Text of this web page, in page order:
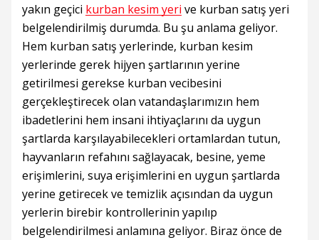
yakın geçici kurban kesim yeri ve kurban satış yeri
belgelendirilmiş durumda. Bu şu anlama geliyor.
Hem kurban satış yerlerinde, kurban kesim
yerlerinde gerek hijyen şartlarının yerine
getirilmesi gerekse kurban vecibesini
gerçekleştirecek olan vatandaşlarımızın hem
ibadetlerini hem insani ihtiyaçlarını da uygun
şartlarda karşılayabilecekleri ortamlardan tutun,
hayvanların refahını sağlayacak, besine, yeme
erişimlerini, suya erişimlerini en uygun şartlarda
yerine getirecek ve temizlik açısından da uygun
yerlerin birebir kontrollerinin yapılıp
belgelendirilmesi anlamına geliyor. Biraz önce de